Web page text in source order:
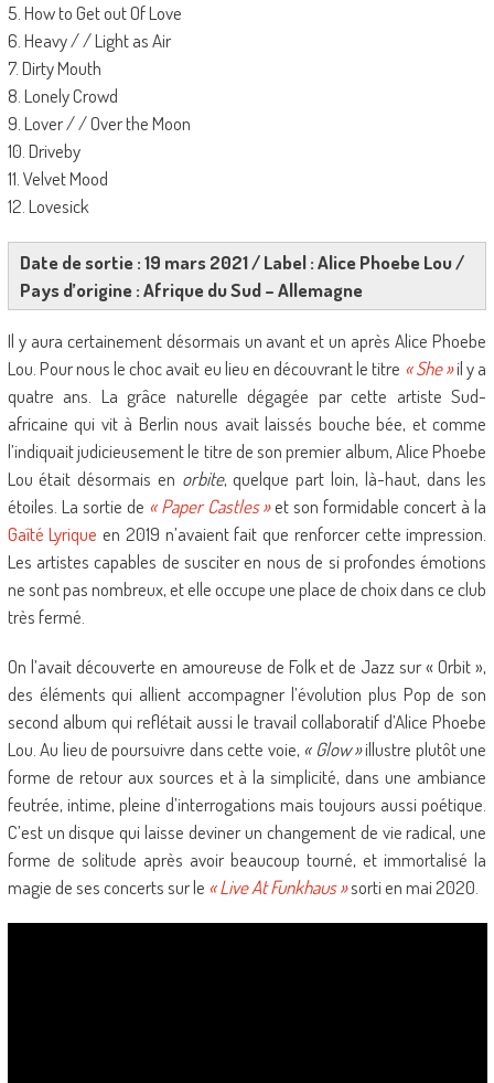
5. How to Get out Of Love
6. Heavy / / Light as Air
7. Dirty Mouth
8. Lonely Crowd
9. Lover / / Over the Moon
10. Driveby
11. Velvet Mood
12. Lovesick
Date de sortie : 19 mars 2021 / Label : Alice Phoebe Lou /
Pays d’origine : Afrique du Sud – Allemagne
Il y aura certainement désormais un avant et un après Alice Phoebe
Lou. Pour nous le choc avait eu lieu en découvrant le titre « She »il y a
quatre ans. La grâce naturelle dégagée par cette artiste Sud-
africaine qui vit à Berlin nous avait laissés bouche bée, et comme
l’indiquait judicieusement le titre de son premier album, Alice Phoebe
Lou était désormais en orbite, quelque part loin, là-haut, dans les
étoiles. La sortie de « Paper Castles »et son formidable concert à la
Gaîté Lyrique en 2019 n’avaient fait que renforcer cette impression.
Les artistes capables de susciter en nous de si profondes émotions
ne sont pas nombreux, et elle occupe une place de choix dans ce club
très fermé.
On l’avait découverte en amoureuse de Folk et de Jazz sur « Orbit »,
des éléments qui allient accompagner l’évolution plus Pop de son
second album qui reflétait aussi le travail collaboratif d’Alice Phoebe
Lou. Au lieu de poursuivre dans cette voie, « Glow »illustre plutôt une
forme de retour aux sources et à la simplicité, dans une ambiance
feutrée, intime, pleine d’interrogations mais toujours aussi poétique.
C’est un disque qui laisse deviner un changement de vie radical, une
forme de solitude après avoir beaucoup tourné, et immortalisé la
magie de ses concerts sur le « Live At Funkhaus »sorti en mai 2020.